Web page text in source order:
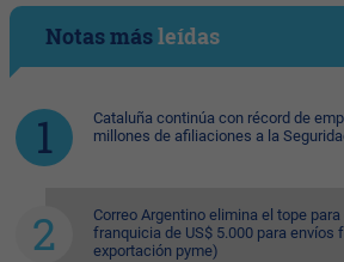
Notas másleídas
Cataluña continúa con récord de
millones de afiliaciones a la
Correo Argentino elimina el tope
franquicia de US$ 5.000 para envíos
exportación pyme)